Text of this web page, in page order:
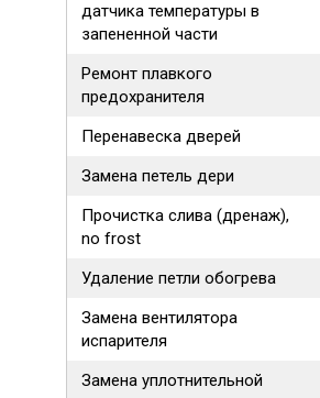
датчика температуры в
запененной части
Ремонт плавкого
предохранителя
Перенавеска дверей
Замена петель дери
Прочистка слива (дренаж),
no frost
Удаление петли обогрева
Замена вентилятора
испарителя
Замена уплотнительной